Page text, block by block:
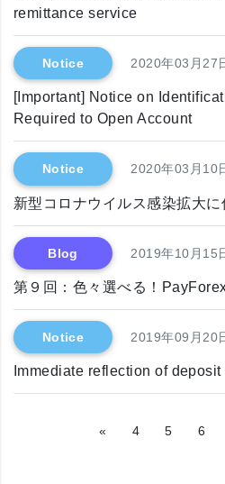
remittance service
Notice 2020年03月27
[Important] Notice on
Required to Open Account
Notice 2020年03月10
新型コロナウイルス感染拡大
Blog 2019年10月15
第９回：色々選べる！
Notice 2019年09月20
Immediate reflection of
« Previous
4 5 6